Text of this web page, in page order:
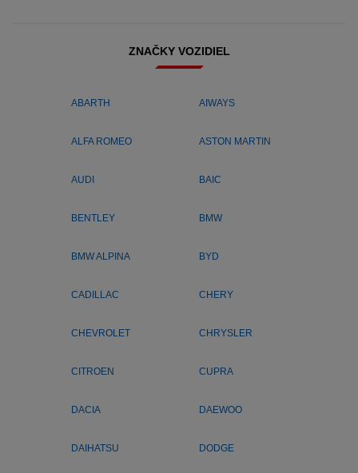
ZNAČKY VOZIDIEL
ABARTH AIWAYS
ALFA ROMEO ASTON MARTIN
AUDI BAIC
BENTLEY BMW
BMW ALPINA BYD
CADILLAC CHERY
CHEVROLET CHRYSLER
CITROEN CUPRA
DACIA DAEWOO
DAIHATSU DODGE